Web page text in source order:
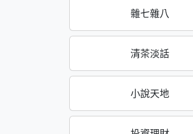
雜七雜八
清茶淡話
小說天地